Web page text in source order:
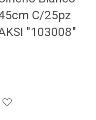
C/25pz
"103008"